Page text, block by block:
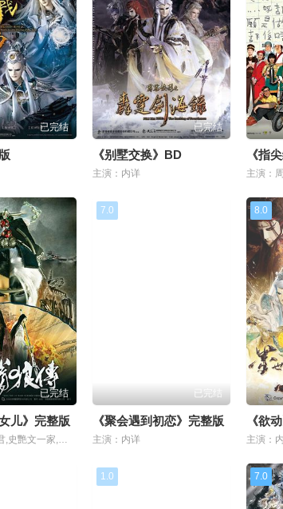
已完结 已完结
《别墅交换》BD
主演：内详
《指
已完结
儿》完整版
主演：黑白郎君,史艷文一家,藏鏡人
7.0
已完结
《聚会遇到初恋》完整版
主演：内详
8.0
《欲
主演：
1.0 7.0